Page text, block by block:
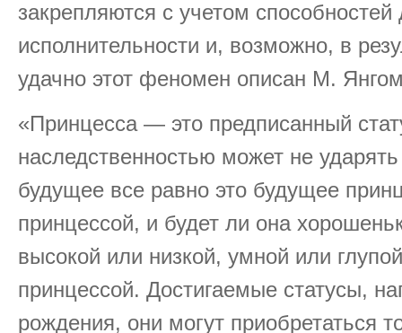
закрепляются с учетом
исполнительности и, возможно, в
удачно этот феномен описан М.
«Принцесса — это предписанный
наследственностью может не
будущее все равно это будущее
принцессой, и будет ли она
высокой или низкой, умной или
принцессой. Достигаемые статусы,
рождения, они могут приобретаться